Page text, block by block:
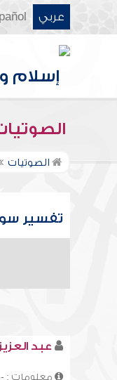
عربي
الصوتيات
تفسير
عبد
معلومات :